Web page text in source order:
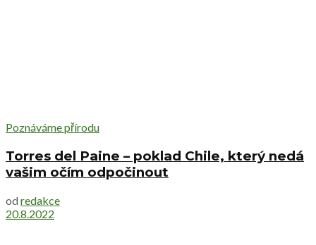
Poznáváme přírodu
Torres del Paine – poklad Chile, který nedá
vašim očím odpočinout
od redakce
20.8.2022